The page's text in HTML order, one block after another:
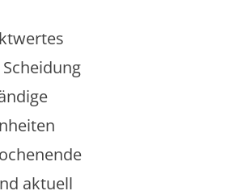
aktuell